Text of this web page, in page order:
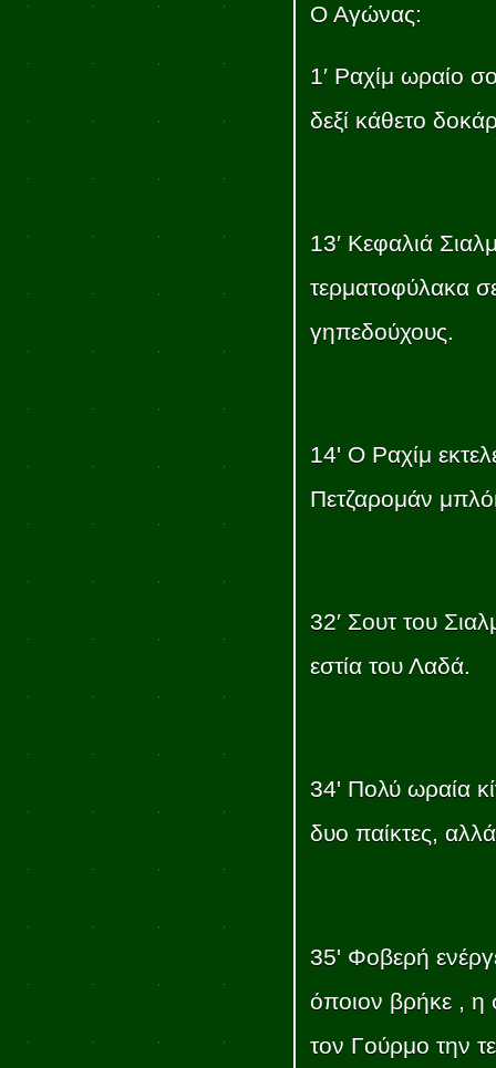
Ο Αγώνας:
1′ Ραχίμ ωραίο
δεξί κάθετο
13′ Κεφαλιά
τερματοφύλακα
γηπεδούχους.
14' Ο Ραχίμ
Πετζαρομάν
32′ Σουτ του
εστία του Λαδά.
34' Πολύ ωραία
δυο παίκτες,
35' Φοβερή
όποιον βρήκε , η
τον Γούρμο την